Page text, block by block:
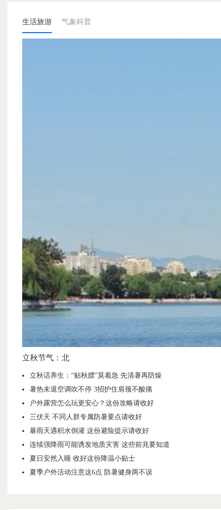
生活旅游 气象科普
立秋节气：北
立秋话养生：“贴秋膘”莫着急 先清暑再防燥
暑热未退空调吹不停 3招护住肩颈不酸痛
户外露营怎么玩更安心？这份攻略请收好
三伏天 不同人群专属防暑要点请收好
暴雨天遇积水倒灌 这份避险提示请收好
连续强降雨可能诱发地质灾害 这些前兆要知道
夏日安然入睡 收好这份降温小贴士
夏季户外活动注意这6点 防暑健身两不误